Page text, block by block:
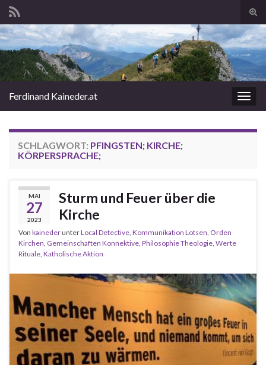
Search for:
Ferdinand Kaineder.at
SCHLAGWORT: PFINGSTEN; KIRCHE;
KÖRPERSPRACHE;
MAI
27
2023
Sturm und Feuer über die
Kirche
Von kainederunterLocal Detective Kommunikation Lotsen Orden
Kirchen Gemeinschaften Konnektive Philosophie Theologie Werte
Rituale Katholische Aktion